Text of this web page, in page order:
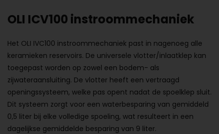
OLI ICV100 instroommechaniek
Het OLI IVC100 instroommechaniek past in nagenoeg alle
keramieken reservoirs. De universele vlotter/inlaatklep kan
toegepast worden op zowel een bodem- als
zijwateraansluiting. De vlotter heeft een vertraagd
openingssysteem, welke pas opent nadat de spoelklep sluit.
Dit systeem zorgt voor een waterbesparing van gemiddeld
0,5 liter bij elke volledige spoeling, wat resulteert in een
dagelijkse gemiddelde besparing van 9 liter.